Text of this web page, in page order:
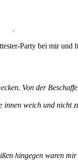
Party bei mir und
Von der
weich und
hingegen waren